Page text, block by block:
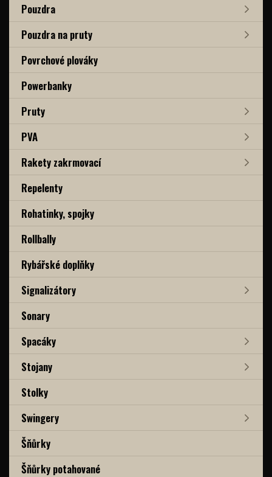
Pouzdra
Pouzdra na pruty
Povrchové plováky
Powerbanky
Pruty
PVA
Rakety zakrmovací
Repelenty
Rohatinky, spojky
Rollbally
Rybářské doplňky
Signalizátory
Sonary
Spacáky
Stojany
Stolky
Swingery
Šňůrky
Šňůrky potahované